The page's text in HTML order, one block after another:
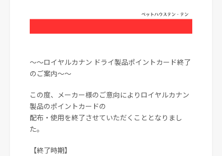
～～ロイヤルカナン ドライ製品ポイントカード終了
のご案内～～
この度、メーカー様のご意向によりロイヤルカナン
製品のポイントカードの
配布・使用を終了させていただくこととなりまし
た。
【終了時期】